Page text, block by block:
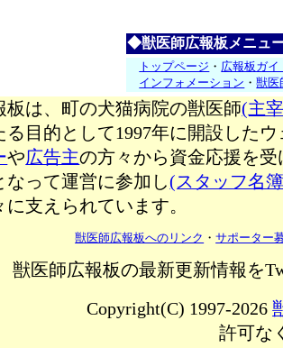
◆獣医師広報板メニュ
トップページ ・ 広報板ガイ
インフォメーション ・獣医
板は、町の犬猫病院の獣医師(主
る目的として1997年に開設した
や広告主の方々から資金応援を受
なって運営に参加し(スタッフ名
支えられています。
獣医師広報板へのリンク ・サポーター
獣医師広報板の最新更新情報を
Copyright(C) 1997-2026
許可な